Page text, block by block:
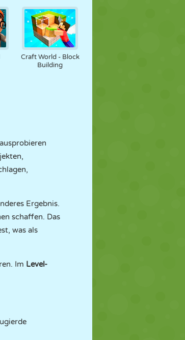
Craft World - Block
Building
Ergebnis.
schaffen. Das
was als
Im Level-